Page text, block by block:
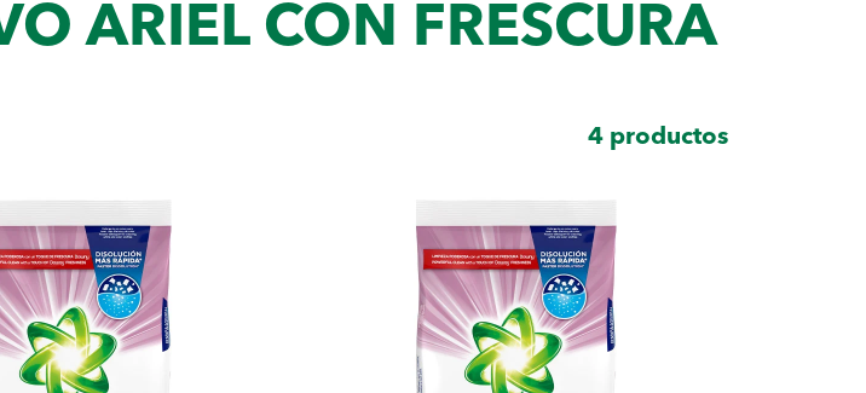
ARIEL CON FRESCURA
4 productos
Ropa